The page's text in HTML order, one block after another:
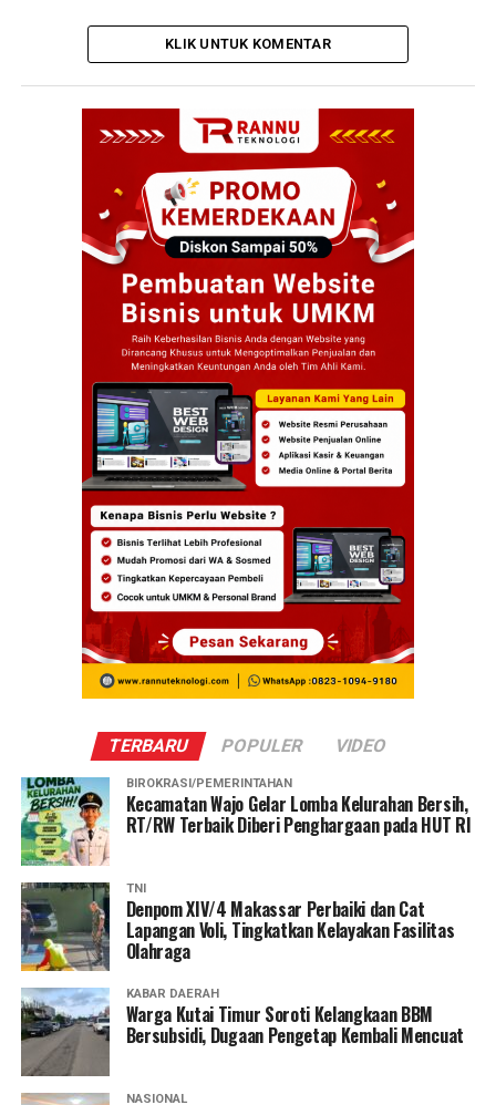
KLIK UNTUK KOMENTAR
TERBARU POPULER VIDEO
BIROKRASI/PEMERINTAHAN
Kecamatan Wajo Gelar Lomba Kelurahan Bersih,
RT/RW Terbaik Diberi Penghargaan pada HUT RI
TNI
Denpom XIV/4 Makassar Perbaiki dan Cat
Lapangan Voli, Tingkatkan Kelayakan Fasilitas
Olahraga
KABAR DAERAH
Warga Kutai Timur Soroti Kelangkaan BBM
Bersubsidi, Dugaan Pengetap Kembali Mencuat
NASIONAL